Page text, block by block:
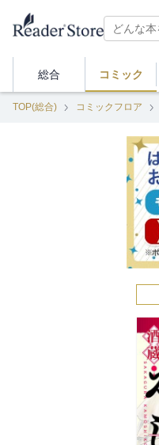
総合 コミック
TOP(総合) コミックフロア